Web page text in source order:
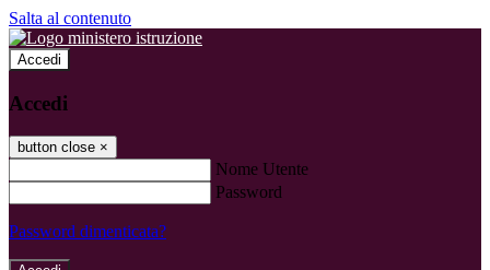
Salta al contenuto
Accedi
Accedi
button close ×
Nome Utente
Password
Password dimenticata?